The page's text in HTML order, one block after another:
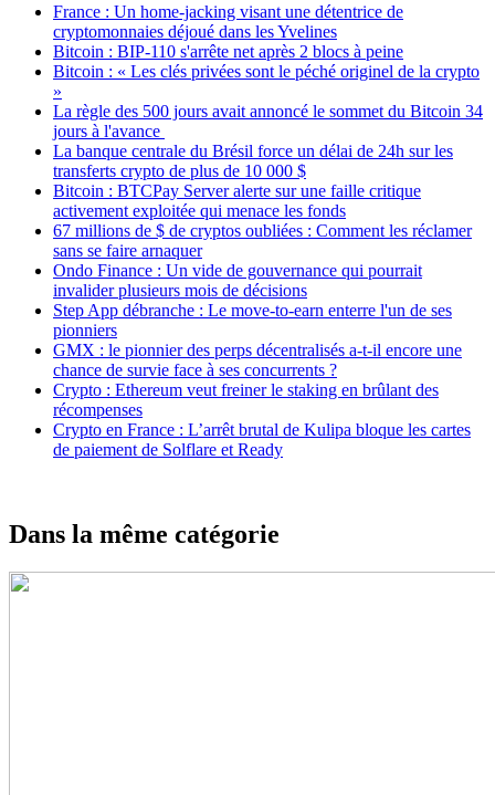
France : Un home-jacking visant une détentrice de
cryptomonnaies déjoué dans les Yvelines
Bitcoin : BIP-110 s'arrête net après 2 blocs à peine
Bitcoin : « Les clés privées sont le péché originel de la crypto
»
La règle des 500 jours avait annoncé le sommet du Bitcoin 34
jours à l'avance
La banque centrale du Brésil force un délai de 24h sur les
transferts crypto de plus de 10 000 $
Bitcoin : BTCPay Server alerte sur une faille critique
activement exploitée qui menace les fonds
67 millions de $ de cryptos oubliées : Comment les réclamer
sans se faire arnaquer
Ondo Finance : Un vide de gouvernance qui pourrait
invalider plusieurs mois de décisions
Step App débranche : Le move-to-earn enterre l'un de ses
pionniers
GMX : le pionnier des perps décentralisés a-t-il encore une
chance de survie face à ses concurrents ?
Crypto : Ethereum veut freiner le staking en brûlant des
récompenses
Crypto en France : L’arrêt brutal de Kulipa bloque les cartes
de paiement de Solflare et Ready
Dans la même catégorie